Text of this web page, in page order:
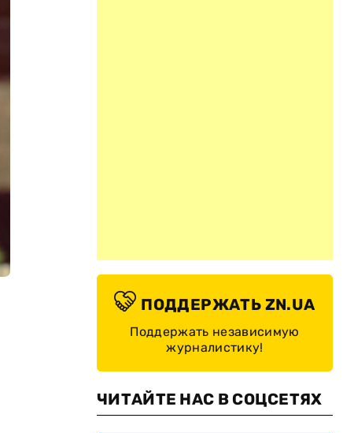
ПОДДЕРЖАТЬ ZN.UA
Поддержать независимую
журналистику!
ЧИТАЙТЕ НАС В СОЦСЕТЯХ